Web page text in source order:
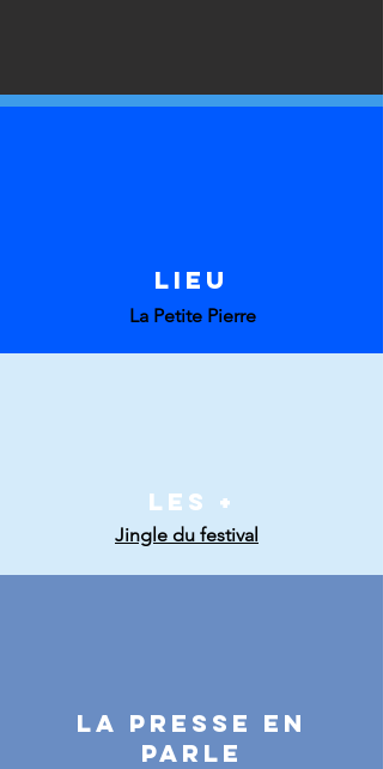
LIEU
La Petite Pierre
LES +
Jingle du festival
LA PRESSE EN
PARLE